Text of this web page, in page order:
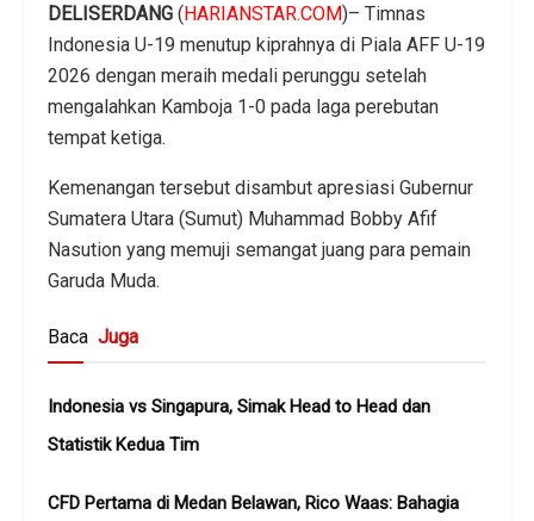
DELISERDANG (HARIANSTAR.COM)– Timnas
Indonesia U-19 menutup kiprahnya di Piala AFF U-19
2026 dengan meraih medali perunggu setelah
mengalahkan Kamboja 1-0 pada laga perebutan
tempat ketiga.
Kemenangan tersebut disambut apresiasi Gubernur
Sumatera Utara (Sumut) Muhammad Bobby Afif
Nasution yang memuji semangat juang para pemain
Garuda Muda.
Baca Juga
Indonesia vs Singapura, Simak Head to Head dan
Statistik Kedua Tim
CFD Pertama di Medan Belawan, Rico Waas: Bahagia